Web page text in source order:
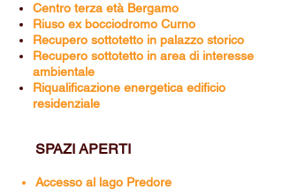
Centro terza età Bergamo
Riuso ex bocciodromo Curno
Recupero sottotetto in palazzo storico
Recupero sottotetto in area di interesse
ambientale
Riqualificazione energetica edificio
residenziale
SPAZI APERTI
Accesso al lago Predore